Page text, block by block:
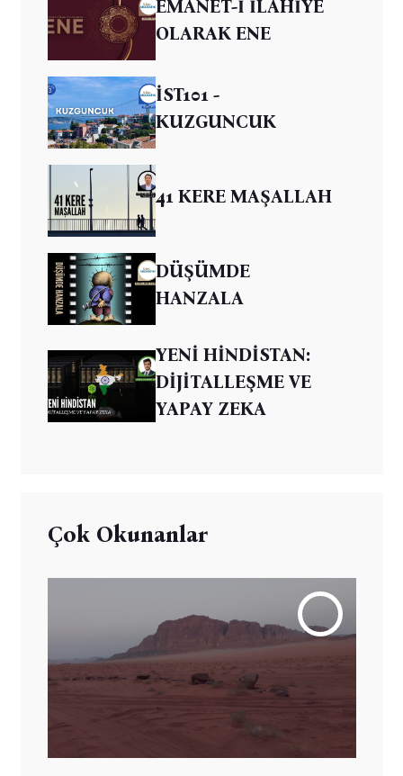
EMANET-İ İLAHİYE
OLARAK ENE
İST101 -
KUZGUNCUK
41 KERE MAŞALLAH
DÜŞÜMDE
HANZALA
YENİ HİNDİSTAN:
DİJİTALLEŞME VE
YAPAY ZEKA
Çok Okunanlar